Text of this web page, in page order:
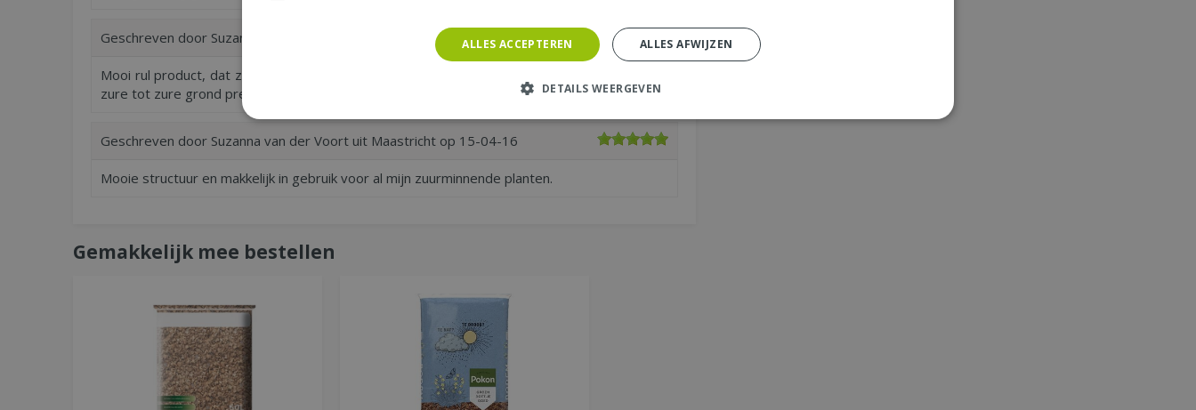
Geschreven door Suzanna van der Voort uit Maastricht op 16-05-16
Mooi rul product, dat zich gemakkelijk laat inwerken en uitstrooien rond planten die een licht
zure tot zure grond prefereren. Heel fijn om hiermee te werken.
Geschreven door Suzanna van der Voort uit Maastricht op 15-04-16
Mooie structuur en makkelijk in gebruik voor al mijn zuurminnende planten.
Gemakkelijk mee bestellen
ALLES ACCEPTEREN ALLES AFWIJZEN
DETAILS WEERGEVEN